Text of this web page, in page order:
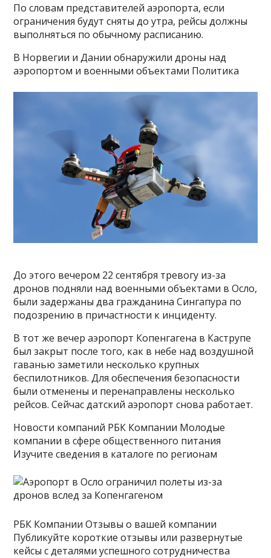
По словам представителей аэропорта, если
ограничения будут сняты до утра, рейсы должны
выполняться по обычному расписанию.
В Норвегии и Дании обнаружили дроны над
аэропортом и военными объектами Политика
До этого вечером 22 сентября тревогу из-за
дронов подняли над военными объектами в Осло,
были задержаны два гражданина Сингапура по
подозрению в причастности к инциденту.
В тот же вечер аэропорт Копенгагена в Каструпе
был закрыт после того, как в небе над воздушной
гаванью заметили несколько крупных
беспилотников. Для обеспечения безопасности
были отменены и перенаправлены несколько
рейсов. Сейчас датский аэропорт снова работает.
Новости компаний РБК Компании Молодые
компании в сфере общественного питания
Изучите сведения в каталоге по регионам
РБК Компании Отзывы о вашей компании
Публикуйте короткие отзывы или развернутые
кейсы с деталями успешного сотрудничества